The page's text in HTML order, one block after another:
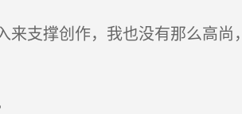
支撑创作，我也没有那么高尚